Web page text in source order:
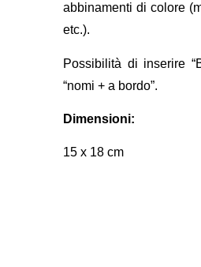
abbinamenti di colore
etc.).
Possibilità di inserire
“nomi + a bordo”.
Dimensioni:
15 x 18 cm